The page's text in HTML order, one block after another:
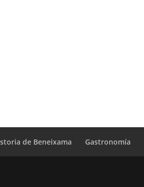
de Beneixama Gastronomía